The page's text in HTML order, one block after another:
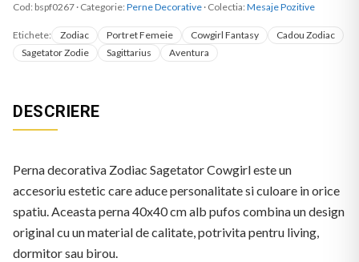
Cod: bspf0267 · Categorie: Perne Decorative · Colectia: Mesaje Pozitive
Etichete: Zodiac Portret Femeie Cowgirl Fantasy
Cadou Zodiac
Sagetator Zodie
Sagittarius Aventura
DESCRIERE
Perna decorativa Zodiac Sagetator Cowgirl este un
accesoriu estetic care aduce personalitate si culoare in orice
spatiu. Aceasta perna 40x40 cm alb pufos combina un design
original cu un material de calitate, potrivita pentru living,
dormitor sau birou.